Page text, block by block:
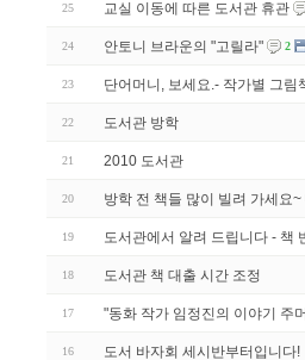
25 교실 이동에 따른 도서관 휴관
24 안토니 브라운의 "고릴라" 2
23 단어머니, 보세요.- 작가별 그림
22 도서관 방학
21 2010 도서관
20 방학 전 책들 많이 빌려 가세요~
19 도서관에서 알려 드립니다 - 책
18 도서관 책 대출 시간 조정
17 "동화 작가 임정진의 이야기 주
16 도서 바자회 세시반부터입니다!